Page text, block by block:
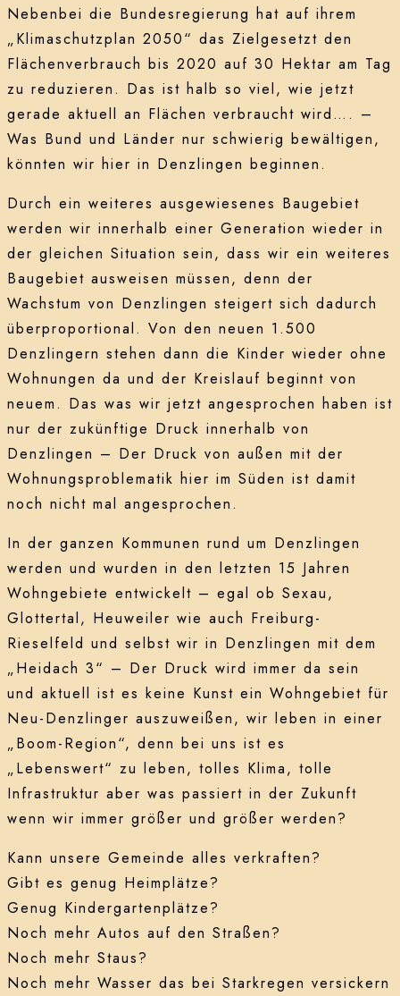
Nebenbei die Bundesregierung hat auf ihrem
„Klimaschutzplan 2050“ das Zielgesetzt den
Flächenverbrauch bis 2020 auf 30 Hektar am Tag
zu reduzieren. Das ist halb so viel, wie jetzt
gerade aktuell an Flächen verbraucht wird…. –
Was Bund und Länder nur schwierig bewältigen,
könnten wir hier in Denzlingen beginnen.
Durch ein weiteres ausgewiesenes Baugebiet
werden wir innerhalb einer Generation wieder in
der gleichen Situation sein, dass wir ein weiteres
Baugebiet ausweisen müssen, denn der
Wachstum von Denzlingen steigert sich dadurch
überproportional. Von den neuen 1.500
Denzlingern stehen dann die Kinder wieder ohne
Wohnungen da und der Kreislauf beginnt von
neuem. Das was wir jetzt angesprochen haben ist
nur der zukünftige Druck innerhalb von
Denzlingen – Der Druck von außen mit der
Wohnungsproblematik hier im Süden ist damit
noch nicht mal angesprochen.
In der ganzen Kommunen rund um Denzlingen
werden und wurden in den letzten 15 Jahren
Wohngebiete entwickelt – egal ob Sexau,
Glottertal, Heuweiler wie auch Freiburg-
Rieselfeld und selbst wir in Denzlingen mit dem
„Heidach 3“ – Der Druck wird immer da sein
und aktuell ist es keine Kunst ein Wohngebiet für
Neu-Denzlinger auszuweißen, wir leben in einer
„Boom-Region“, denn bei uns ist es
„Lebenswert“ zu leben, tolles Klima, tolle
Infrastruktur aber was passiert in der Zukunft
wenn wir immer größer und größer werden?
Kann unsere Gemeinde alles verkraften?
Gibt es genug Heimplätze?
Genug Kindergartenplätze?
Noch mehr Autos auf den Straßen?
Noch mehr Staus?
Noch mehr Wasser das bei Starkregen versickern